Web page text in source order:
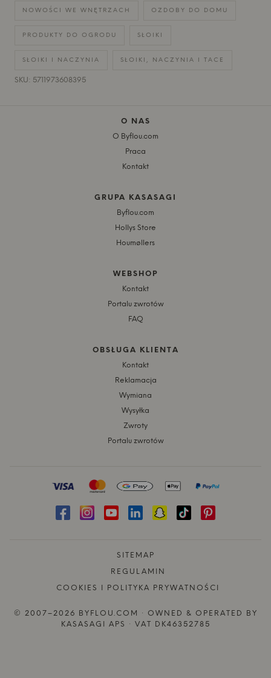
NOWOŚCI WE WNĘTRZACH OZDOBY DO DOMU
PRODUKTY DO OGRODU SŁOIKI
SŁOIKI I NACZYNIA SŁOIKI, NACZYNIA I TACE
SKU: 5711973608395
O NAS
O Byflou.com
Praca
Kontakt
GRUPA KASASAGI
Byflou.com
Hollys Store
Houmøllers
WEBSHOP
Kontakt
Portalu zwrotów
FAQ
OBSŁUGA KLIENTA
Kontakt
Reklamacja
Wymiana
Wysyłka
Zwroty
Portalu zwrotów
SITEMAP
REGULAMIN
COOKIES I POLITYKA PRYWATNOŚCI
© 2007–2026 BYFLOU.COM · OWNED & OPERATED BY
KASASAGI APS · VAT DK46352785